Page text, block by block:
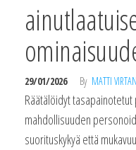
29/01/2026 By MATTI
Räätälöidyt
mahdollisuuden
suorituskykyä että